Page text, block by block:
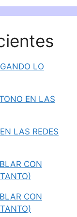
LO
EN LAS
LAS REDES
CON
CON